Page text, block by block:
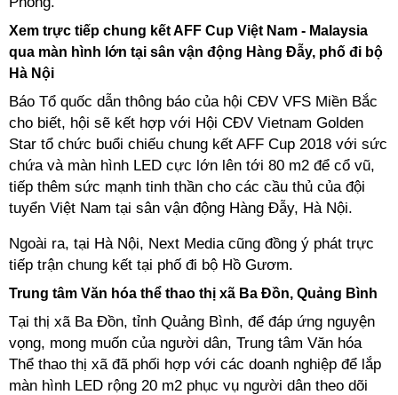
Xem trực tiếp chung kết AFF Cup Việt Nam - Malaysia
qua màn hình lớn tại sân vận động Hàng Đẫy, phố đi bộ
Hà Nội
Báo Tổ quốc dẫn thông báo của hội CĐV VFS Miền Bắc
cho biết, hội sẽ kết hợp với Hội CĐV Vietnam Golden
Star tổ chức buổi chiếu chung kết AFF Cup 2018 với sức
chứa và màn hình LED cực lớn lên tới 80 m2 để cổ vũ,
tiếp thêm sức mạnh tinh thần cho các cầu thủ của đội
tuyển Việt Nam tại sân vận động Hàng Đẫy, Hà Nội.
Ngoài ra, tại Hà Nội, Next Media cũng đồng ý phát trực
tiếp trận chung kết tại phố đi bộ Hồ Gươm.
Trung tâm Văn hóa thể thao thị xã Ba Đồn, Quảng Bình
Tại thị xã Ba Đồn, tỉnh Quảng Bình, để đáp ứng nguyện
vọng, mong muốn của người dân, Trung tâm Văn hóa
Thể thao thị xã đã phối hợp với các doanh nghiệp để lắp
màn hình LED rộng 20 m2 phục vụ người dân theo dõi